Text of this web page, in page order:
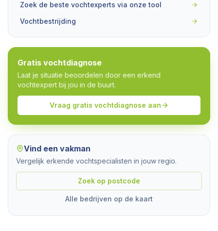
Zoek de beste vochtexperts via onze tool
Vochtbestrijding
Gratis vochtdiagnose
Laat je situatie beoordelen door een erkend
vochtexpert bij jou in de buurt.
Vraag gratis vochtdiagnose aan
Vind een vakman
Vergelijk erkende vochtspecialisten in jouw regio.
Zoek op postcode
Alle bedrijven op de kaart